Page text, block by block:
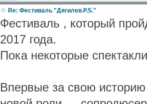
Re: Фестиваль "Дягилев.P.S."
Фестиваль , который
2017 года.
Пока некоторые
Впервые за свою